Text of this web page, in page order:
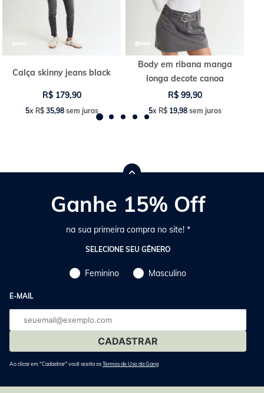
Calça skinny jeans black
R$ 179,90
5x R$ 35,98sem juros
Body em ribana manga
longa decote canoa
R$ 99,90
5x R$ 19,98sem juros
Ganhe 15% Off
na sua primeira compra no site! *
SELECIONE SEU GÊNERO
Feminino Masculino
E-MAIL
E-
mail
Ao clicar em "Cadastrar" você aceita osTermos de Uso da Gang